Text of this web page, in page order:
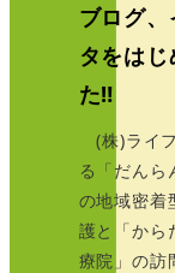
ブログ、
タをはじ
た‼
(株)ライ
る「だんら
の地域密着
護と「から
療院」の訪